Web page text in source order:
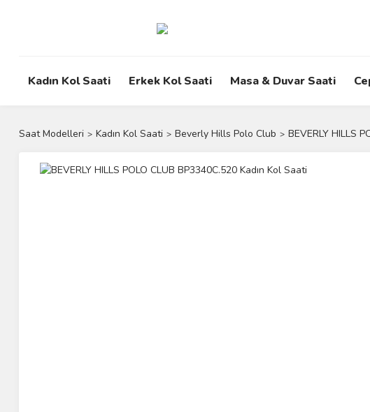
Kadın Kol Saati Erkek Kol Saati Masa & Duvar Saati
Saat Modelleri Kadın Kol Saati Beverly Hills Polo Club BEVERLY HILLS